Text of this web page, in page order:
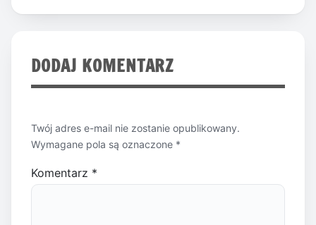
DODAJ KOMENTARZ
Twój adres e-mail nie zostanie opublikowany.
Wymagane pola są oznaczone *
Komentarz *